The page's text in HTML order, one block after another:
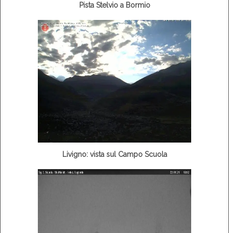
Pista Stelvio a Bormio
Livigno: vista sul Campo Scuola